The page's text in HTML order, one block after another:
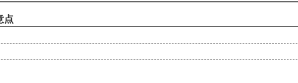
点